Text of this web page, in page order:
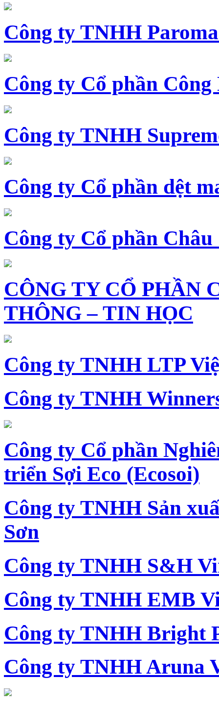
Công ty TNHH
Công ty Cổ phần Công
Công ty TNHH
Công ty Cổ phần dệt
Công ty Cổ phần Châu
CÔNG TY CỔ PHẦN
THÔNG – TIN HỌC
Công ty TNHH LTP
Công ty TNHH
Công ty Cổ phần
triển Sợi Eco (Ecosoi)
Công ty TNHH Sản
Sơn
Công ty TNHH S&H
Công ty TNHH EMB
Công ty TNHH Bright
Công ty TNHH Aruna